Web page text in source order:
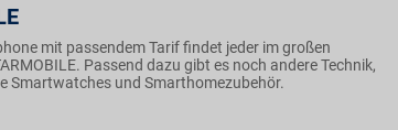
mit passendem Tarif findet jeder im großen
Passend dazu gibt es noch andere Technik,
Smartwatches und Smarthomezubehör.